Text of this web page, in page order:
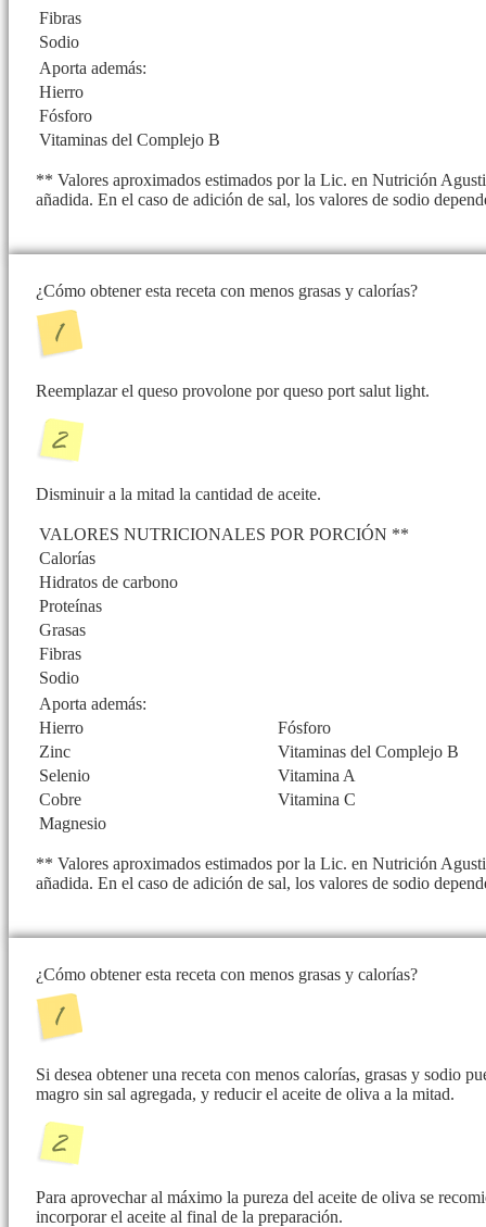
Fibras
Sodio
Aporta además:
Hierro
Fósforo
Vitaminas del Complejo B
** Valores aproximados estimados por la Lic. en Nutrición
añadida. En el caso de adición de sal, los valores de sodio
¿Cómo obtener esta receta con menos grasas y calorías?
Reemplazar el queso provolone por queso port salut light.
Disminuir a la mitad la cantidad de aceite.
VALORES NUTRICIONALES POR PORCIÓN **
Calorías
Hidratos de carbono
Proteínas
Grasas
Fibras
Sodio
Aporta además:
Hierro
Fósforo
Zinc
Vitaminas del Complejo B
Selenio
Vitamina A
Cobre
Vitamina C
Magnesio
** Valores aproximados estimados por la Lic. en Nutrición
añadida. En el caso de adición de sal, los valores de sodio
¿Cómo obtener esta receta con menos grasas y calorías?
Si desea obtener una receta con menos calorías, grasas y sodio
magro sin sal agregada, y reducir el aceite de oliva a la mitad.
Para aprovechar al máximo la pureza del aceite de oliva se
incorporar el aceite al final de la preparación.